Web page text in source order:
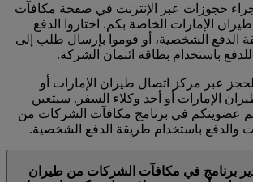
حجوزات عبر الإنترنت في صفحة مكافآت
الإمارات الخاصة بكم. اختاروا الدفع
الدفع الشخصية، أو قوموا بإرسال طلب إلى
للدفع باستخدام بطاقة ائتمان الشركة.
عبر مركز اتصال طيران الإمارات أو
الإمارات أو أحد وكلاء السفر. سيتعين
عضويتكم في برنامج مكافآت الشركات من
والدفع باستخدام طريقة الدفع الشخصية.
برنامج في مكافآت الشركات من طيران